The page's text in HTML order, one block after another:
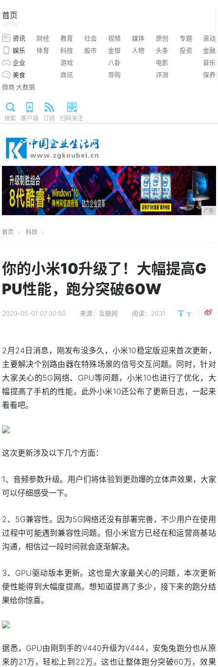
首页
HOME
资讯 财经 教育 社会 视频 媒体 原创 专题
滚动
娱乐
体育 科技 股市 金银 人物 头条 投资
金融
企业
游戏 八卦 电影
音乐
美食
商讯 导购 评测
保养
微商 大数据
搜索 客户端 订阅 扫码关注
广告
首页 科技
你的小米10升级了！大幅提高G
PU性能，跑分突破60W
2020-05-01 07:30:50 来源：互联网 阅读：2031
2月24日消息，刚发布没多久，小米10稳定版迎来首次更新，
主要解决个别路由器在特殊场景的信号交互问题。同时，针对
大家关心的5G网络、GPU等问题，小米10也进行了优化，大
幅提高了手机的性能。此外小米10还公布了更新日志，一起来
看看吧。
这次更新涉及以下几个方面：
1、音频参数升级。用户们将体验到更劲爆的立体声效果，大家
可以仔细感受一下。
2、5G兼容性。因为5G网络还没有部署完善，不少用户在使用
过程中可能遇到兼容性问题。但小米官方已经在和运营商基站
沟通，相信过一段时间就会逐渐解决。
3、GPU驱动版本更新。这也是大家最关心的问题，本次更新
使性能得到大幅度提高。想知道提高了多少，接下来的跑分结
果给你惊喜。
据悉，GPU由刚到手的V440升级为V444，安兔兔跑分也从原
来的21万，轻松上到22万。这也让整体跑分突破60万，效果